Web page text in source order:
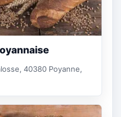
40380 Poyanne,